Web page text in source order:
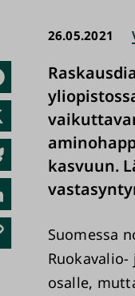
26.05.2021
ebo
sky
edIn
kasvuun.
Suomessa
osalle,